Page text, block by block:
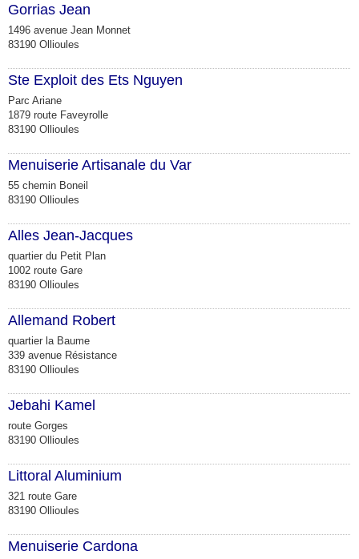
Gorrias Jean
1496 avenue Jean Monnet
83190 Ollioules
Ste Exploit des Ets Nguyen
Parc Ariane
1879 route Faveyrolle
83190 Ollioules
Menuiserie Artisanale du Var
55 chemin Boneil
83190 Ollioules
Alles Jean-Jacques
quartier du Petit Plan
1002 route Gare
83190 Ollioules
Allemand Robert
quartier la Baume
339 avenue Résistance
83190 Ollioules
Jebahi Kamel
route Gorges
83190 Ollioules
Littoral Aluminium
321 route Gare
83190 Ollioules
Menuiserie Cardona